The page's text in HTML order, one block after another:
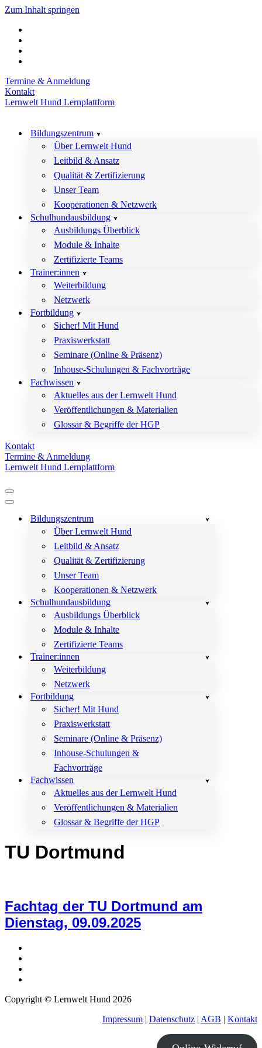
Zum Inhalt springen
Termine & Anmeldung
Kontakt
Lernwelt Hund Lernplattform
Bildungszentrum
Über Lernwelt Hund
Leitbild & Ansatz
Qualität & Zertifizierung
Unser Team
Kooperationen & Netzwerk
Schulhundausbildung
Ausbildungs Überblick
Module & Inhalte
Zertifizierte Teams
Trainer:innen
Weiterbildung
Netzwerk
Fortbildung
Sicher! Mit Hund
Praxiswerkstatt
Seminare (Online & Präsenz)
Inhouse-Schulungen & Fachvorträge
Fachwissen
Aktuelles aus der Lernwelt Hund
Veröffentlichungen & Materialien
Glossar & Begriffe der HGP
Kontakt
Termine & Anmeldung
Lernwelt Hund Lernplattform
Navigationsmenü
Navigationsmenü
Bildungszentrum
Über Lernwelt Hund
Leitbild & Ansatz
Qualität & Zertifizierung
Unser Team
Kooperationen & Netzwerk
Schulhundausbildung
Ausbildungs Überblick
Module & Inhalte
Zertifizierte Teams
Trainer:innen
Weiterbildung
Netzwerk
Fortbildung
Sicher! Mit Hund
Praxiswerkstatt
Seminare (Online & Präsenz)
Inhouse-Schulungen &
Fachvorträge
Fachwissen
Aktuelles aus der Lernwelt Hund
Veröffentlichungen & Materialien
Glossar & Begriffe der HGP
TU Dortmund
Fachtag der TU Dortmund am
Dienstag, 09.09.2025
Copyright © Lernwelt Hund 2026
Impressum | Datenschutz | AGB | Kontakt